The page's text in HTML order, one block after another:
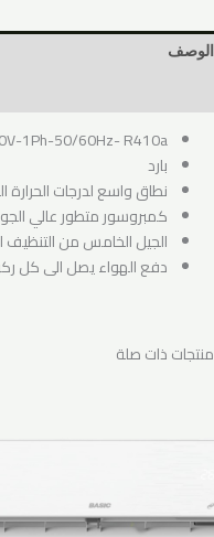
الوصف
1Ph-50/60Hz- R410a
بارد
نطاق واسع لدرجات الحرارة
كمبروسور متطور عالي
الجيل الخامس من التنظيف
دفع الهواء يصل الى كل
منتجات ذات صلة